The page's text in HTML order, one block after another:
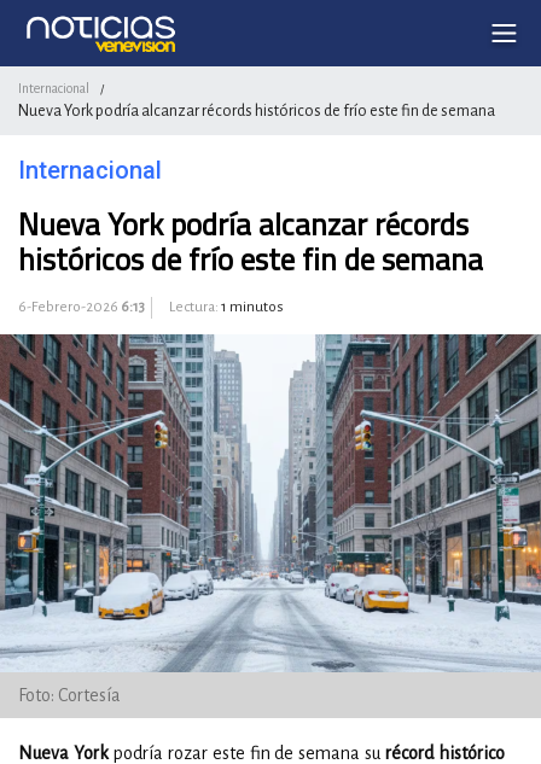
Internacional /
Nueva York podría alcanzar récords históricos de frío este fin de semana
Internacional
Nueva York podría alcanzar récords
históricos de frío este fin de semana
6-Febrero-2026 6:13 Lectura: 1 minutos
Foto: Cortesía
Nueva Yorkpodría rozar este fin de semana surécord histórico